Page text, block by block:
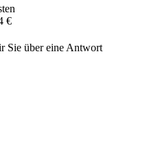
€
Sie über eine Antwort